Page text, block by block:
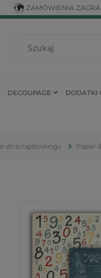
ZAMÓWIENIA
DECOUPAGE DODATKI
do scrapbookingu Papier